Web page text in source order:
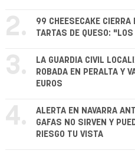
2.
99 CHEESECAKE
TARTAS DE QUESO:
3.
LA GUARDIA CIVIL
ROBADA EN PERALTA Y
EUROS
4.
ALERTA EN NAVARRA
GAFAS NO SIRVEN Y
RIESGO TU VISTA